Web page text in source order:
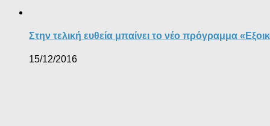
Στην τελική ευθεία μπαίνει το νέο πρόγραμμα
15/12/2016